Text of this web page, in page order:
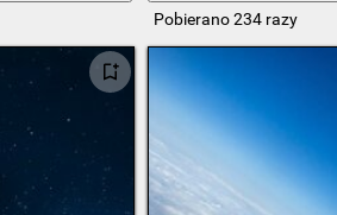
Pobierano 234 razy